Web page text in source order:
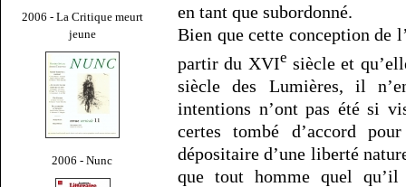
2006 - La Critique meurt
jeune
2006 - Nunc
en tant que subordonné.
Bien que cette conception de
partir du XVIe siècle et
siècle des Lumières, il
intentions n’ont pas été si
certes tombé d’accord
dépositaire d’une liberté
que tout homme quel